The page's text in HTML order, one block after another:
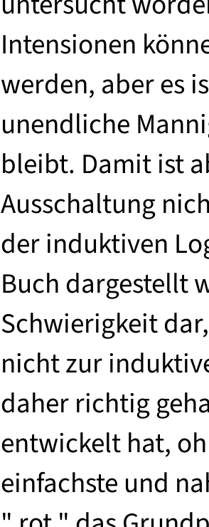
Intensionen
werden, aber es
unendliche
bleibt. Damit ist
Ausschaltung
der induktiven
Buch dargestellt
Schwierigkeit
nicht zur
daher richtig
entwickelt hat,
einfachste und